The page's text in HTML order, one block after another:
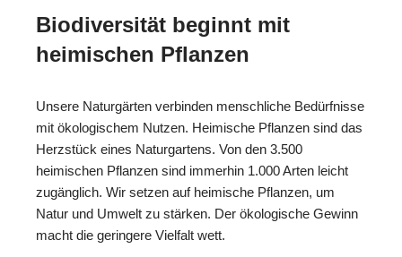
Biodiversität beginnt mit
heimischen Pflanzen
Unsere Naturgärten verbinden menschliche Bedürfnisse
mit ökologischem Nutzen. Heimische Pflanzen sind das
Herzstück eines Naturgartens. Von den 3.500
heimischen Pflanzen sind immerhin 1.000 Arten leicht
zugänglich. Wir setzen auf heimische Pflanzen, um
Natur und Umwelt zu stärken. Der ökologische Gewinn
macht die geringere Vielfalt wett.